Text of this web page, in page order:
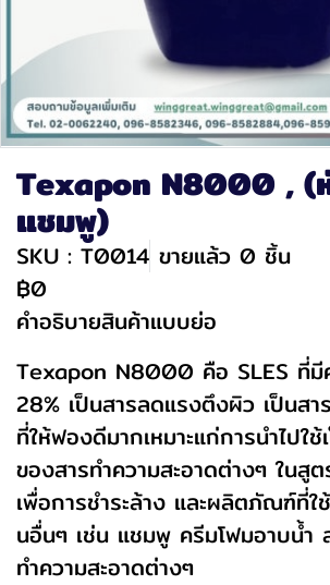
Texapon N8000 , (
แชมพู)
SKU : T0014 ขายแล้ว 0 ชิ้น
฿0
คำอธิบายสินค้าแบบย่อ
Texapon N8000 คือ SLES ที่มี
28% เป็นสารลดแรงตึงผิว เป็นสา
ที่ให้ฟองดีมากเหมาะแก่การนำไปใ
ของสารทำความสะอาดต่างๆ ในสู
เพื่อการชำระล้าง และผลิตภัณฑ์ที่ใ
นอื่นๆ เช่น แชมพู ครีมโฟมอาบน้ำ
ทำความสะอาดต่างๆ